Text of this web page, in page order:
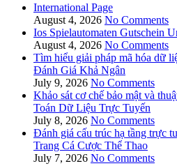
International Page
August 4, 2026 No Comments
Ios Spielautomaten Gutschein
August 4, 2026 No Comments
Tìm hiểu giải pháp mã hóa dữ
Đánh Giá Khả Ngân
July 9, 2026 No Comments
Khảo sát cơ chế bảo mật và
Toán Dữ Liệu Trực Tuyến
July 8, 2026 No Comments
Đánh giá cấu trúc hạ tầng trực
Trang Cá Cược Thể Thao
July 7, 2026 No Comments